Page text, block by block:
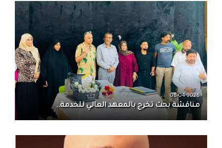
08-04-2026
مناقشة بحث تخرج بالمعهد العالي للخدمة..